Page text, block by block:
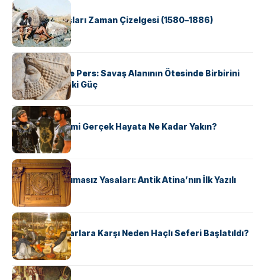
KÜLTÜR
Apache Savaşları Zaman Çizelgesi (1580–1886)
KÜLTÜR
Antik Yunan ve Pers: Savaş Alanının Ötesinde Birbirini
Şekillendiren İki Güç
KÜLTÜR
‘Gladiator’ Filmi Gerçek Hayata Ne Kadar Yakın?
KÜLTÜR
Draco’nun Acımasız Yasaları: Antik Atina’nın İlk Yazılı
Hukuk Kodu
KÜLTÜR
Avrupalı ​​Katharlara Karşı Neden Haçlı Seferi Başlatıldı?
KÜLTÜR